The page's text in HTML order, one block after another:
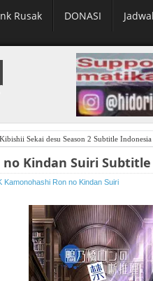
Rusak DONASI
Sekai desu Season 2 Subtitle Indonesia
no Kindan Suiri
Kamonohashi Ron no Kindan Suiri